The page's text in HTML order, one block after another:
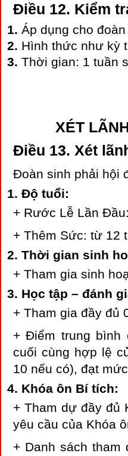
Điều 12. Kiểm
Áp dụng cho
Hình thức như kỳ
Thời gian: 1 tuần
XÉT
Điều 13. Xét
Đoàn sinh phải hội
Độ tuổi:
+ Rước Lễ Lần
+ Thêm Sức: từ 12
Thời gian sinh
+ Tham gia sinh
Học tập – đánh
+ Tham gia đầy đủ
+ Điểm trung bình
cuối cùng hợp lệ
10 nếu có), đạt
Khóa ôn Bí tích:
+ Tham dự đầy đủ
yêu cầu của Khóa
+ Danh sách